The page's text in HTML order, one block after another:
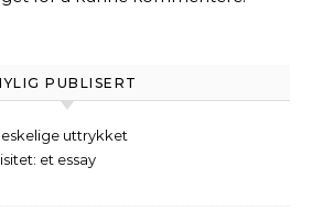
PUBLISERT
uttrykket
et essay